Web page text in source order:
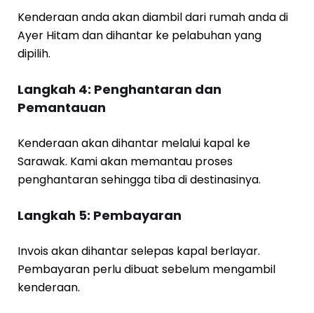
Kenderaan anda akan diambil dari rumah anda di
Ayer Hitam dan dihantar ke pelabuhan yang
dipilih.
Langkah 4: Penghantaran dan
Pemantauan
Kenderaan akan dihantar melalui kapal ke
Sarawak. Kami akan memantau proses
penghantaran sehingga tiba di destinasinya.
Langkah 5: Pembayaran
Invois akan dihantar selepas kapal berlayar.
Pembayaran perlu dibuat sebelum mengambil
kenderaan.